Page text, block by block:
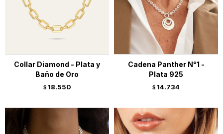
Collar Diamond - Plata y
Baño de Oro
$ 18.550
Cadena Panther N°1 -
Plata 925
$ 14.734